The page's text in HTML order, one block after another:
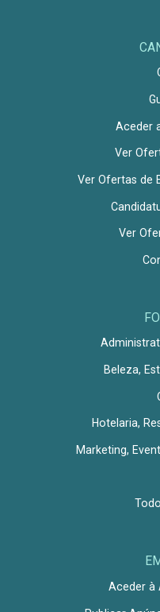
Aceder
Ver
Ver Ofertas de
Ver
Beleza,
Hotelaria,
Marketing,
Aceder à